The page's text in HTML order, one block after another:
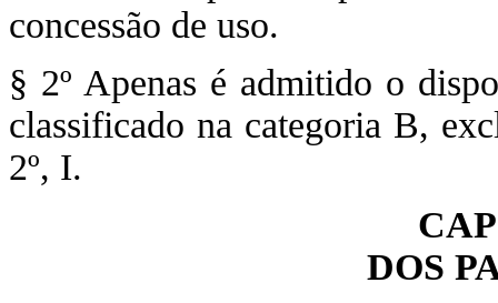
concessão de uso.
§ 2º Apenas é admitido o
classificado na categoria B,
2º, I.
DOS